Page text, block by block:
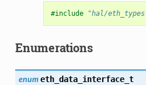
#include "hal/
Enumerations
enum eth_data_interface_t